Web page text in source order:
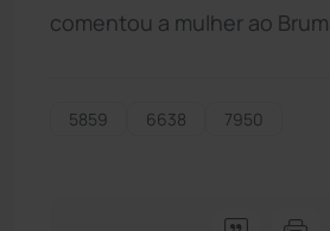
comentou a mulher ao
5859 6638 7950